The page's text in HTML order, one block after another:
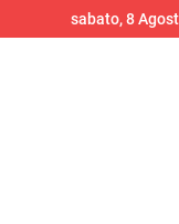
to
sabato, 8